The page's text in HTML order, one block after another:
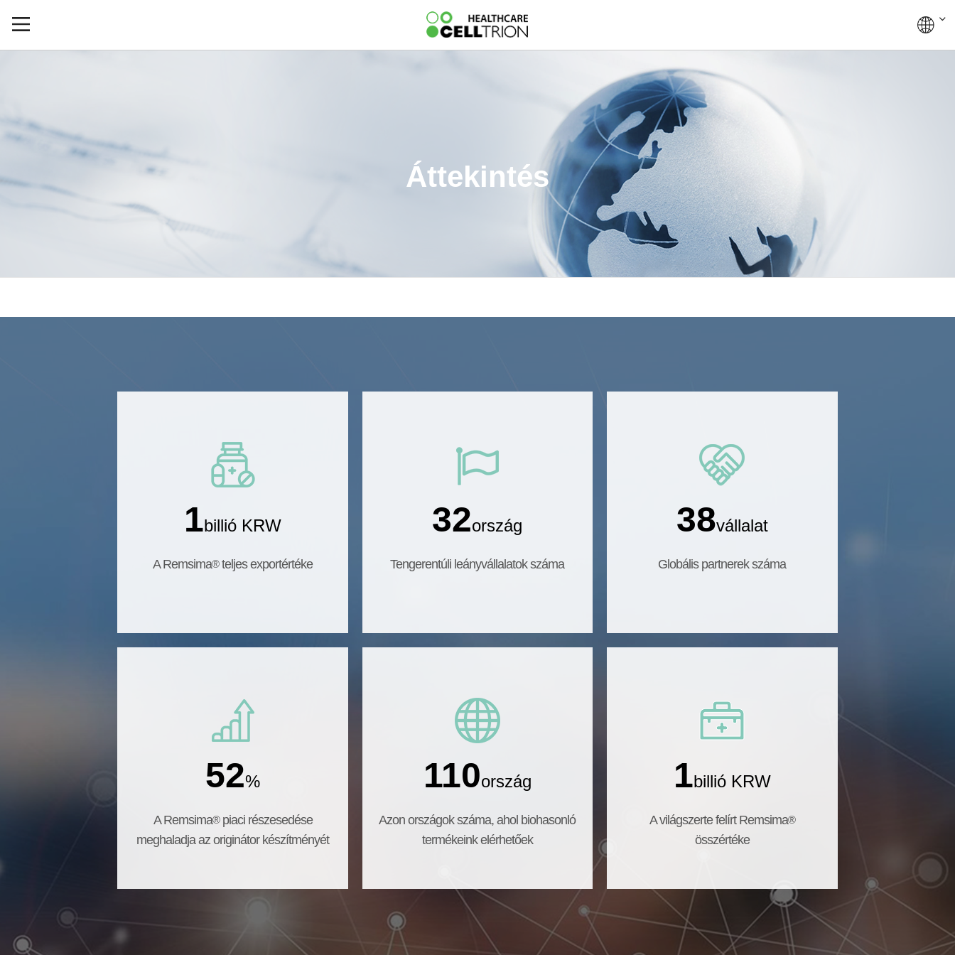
Áttekintés
1billió KRW
A Remsima®teljes exportértéke
32ország
Tengerentúli leányvállalatok száma
38vállalat
Globális partnerek száma
52%
A Remsima®piaci részesedése
meghaladja az originátor készítményét
110ország
Azon országok száma, ahol biohasonló
termékeink elérhetőek
1billió KRW
A világszerte felírt Remsima®
összértéke